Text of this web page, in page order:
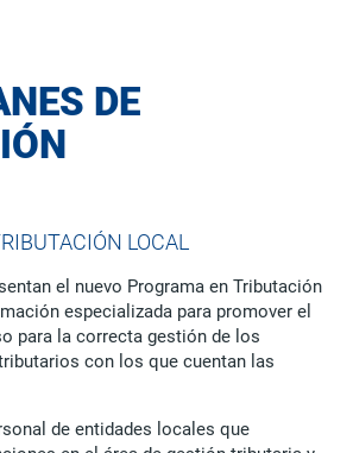
DE
LOCAL
el nuevo Programa en Tributación
especializada para promover el
para la correcta gestión de los
con los que cuentan las
de entidades locales que